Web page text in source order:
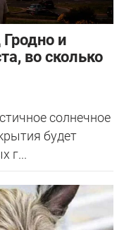
и
во сколько
солнечное
будет
г...